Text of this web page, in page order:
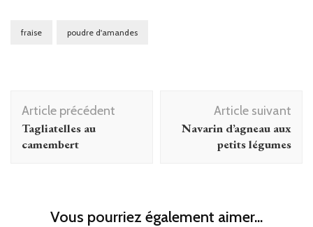
fraise poudre d'amandes
Navigation
d'article
Article précédent
Tagliatelles au
camembert
Article suivant
Navarin d’agneau aux
petits légumes
Vous pourriez également aimer...